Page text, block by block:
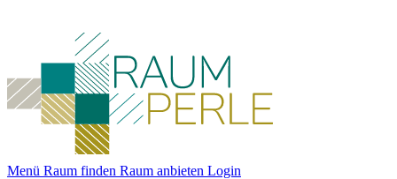
Menü Raum finden Raum anbieten Login